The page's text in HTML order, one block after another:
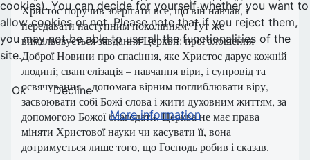
Христос поручив зберігати все, що він навчав, і
передавати наступним поколінням. Тут же
вимальовується завдання Церкви: проголошення
Доброї Новини про спасіння, яке Христос дарує кожній
людині; євангелізація – навчання віри, і супровід та
освячування – допомага вірним поглиблювати віру,
засвоювати собі Божі слова і жити духовним життям, за
допомогою Божої благодати. Церква не має права
міняти Христової науки чи касувати її, вона
дотримується лише того, що Господь робив і сказав.
cookies). You can decide for yourself whether you want to
allow cookies or not. Please note that if you reject them,
you may not be able to use all the functionalities of the
site.
Ok
Decline
More information